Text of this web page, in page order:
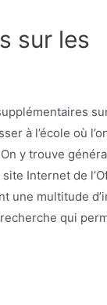
sur les
à l’école où
y trouve
Internet de
une multitude
qui